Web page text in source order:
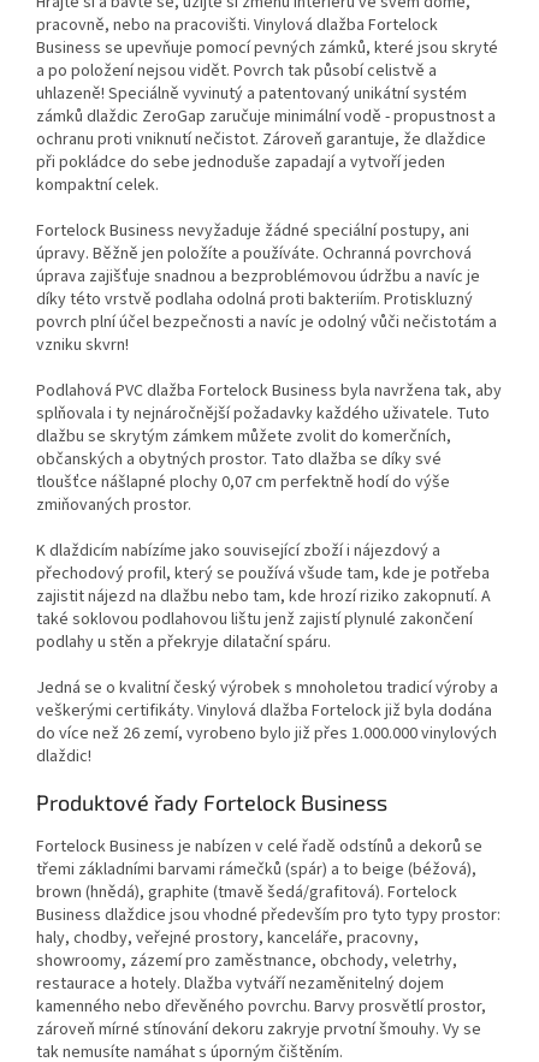
pracovně, nebo na pracovišti. Vinylová dlažba Fortelock
Business se upevňuje pomocí pevných zámků, které jsou skryté
a po položení nejsou vidět. Povrch tak působí celistvě a
uhlazeně! Speciálně vyvinutý a patentovaný unikátní systém
zámků dlaždic ZeroGap zaručuje minimální vodě - propustnost a
ochranu proti vniknutí nečistot. Zároveň garantuje, že dlaždice
při pokládce do sebe jednoduše zapadají a vytvoří jeden
kompaktní celek.
Fortelock Business nevyžaduje žádné speciální postupy, ani
úpravy. Běžně jen položíte a používáte. Ochranná povrchová
úprava zajišťuje snadnou a bezproblémovou údržbu a navíc je
díky této vrstvě podlaha odolná proti bakteriím. Protiskluzný
povrch plní účel bezpečnosti a navíc je odolný vůči nečistotám a
vzniku skvrn!
Podlahová PVC dlažba Fortelock Business byla navržena tak, aby
splňovala i ty nejnáročnější požadavky každého uživatele. Tuto
dlažbu se skrytým zámkem můžete zvolit do komerčních,
občanských a obytných prostor. Tato dlažba se díky své
tloušťce nášlapné plochy 0,07 cm perfektně hodí do výše
zmiňovaných prostor.
K dlaždicím nabízíme jako související zboží i nájezdový a
přechodový profil, který se používá všude tam, kde je potřeba
zajistit nájezd na dlažbu nebo tam, kde hrozí riziko zakopnutí. A
také soklovou podlahovou lištu jenž zajistí plynulé zakončení
podlahy u stěn a překryje dilatační spáru.
Jedná se o kvalitní český výrobek s mnoholetou tradicí výroby a
veškerými certifikáty. Vinylová dlažba Fortelock již byla dodána
do více než 26 zemí, vyrobeno bylo již přes 1.000.000 vinylových
dlaždic!
Produktové řady Fortelock Business
Fortelock Business je nabízen v celé řadě odstínů a dekorů se
třemi základními barvami rámečků (spár) a to beige (béžová),
brown (hnědá), graphite (tmavě šedá/grafitová). Fortelock
Business dlaždice jsou vhodné především pro tyto typy prostor:
haly, chodby, veřejné prostory, kanceláře, pracovny,
showroomy, zázemí pro zaměstnance, obchody, veletrhy,
restaurace a hotely. Dlažba vytváří nezaměnitelný dojem
kamenného nebo dřevěného povrchu. Barvy prosvětlí prostor,
zároveň mírné stínování dekoru zakryje prvotní šmouhy. Vy se
tak nemusíte namáhat s úporným čištěním.